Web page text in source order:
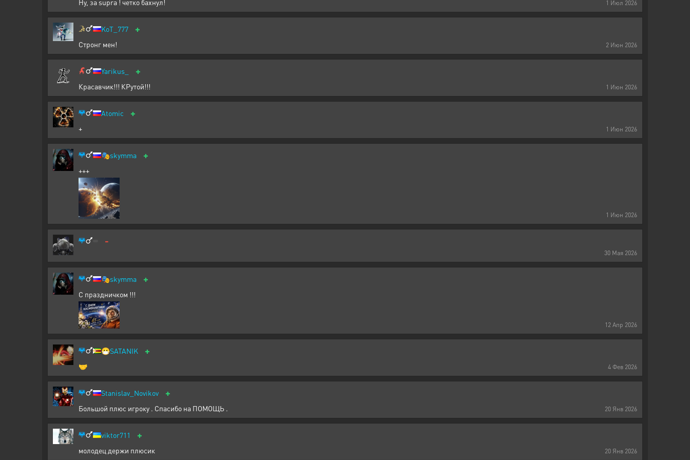
1 Июл 2026
Ну, за supra ! четко бахнул!
2 Июн 2026
KoT_777 +
Стронг мен!
1 Июн 2026
Yarikus_ +
Красавчик!!! КРутой!!!
1 Июн 2026
Atomic +
+
1 Июн 2026
🎭skymma +
+++
30 Мая 2026
-
12 Апр 2026
🎭skymma +
С праздничком !!!
4 Фев 2026
😷SATANIK +
🤝
20 Янв 2026
Stanislav_Novikov +
Большой плюс игроку . Спасибо на ПОМОЩЬ .
20 Янв 2026
viktor711 +
молодец держи плюсик